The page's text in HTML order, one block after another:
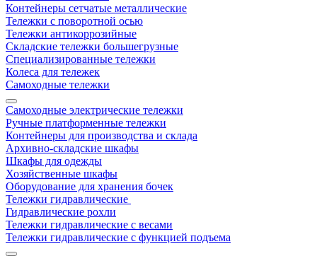
Контейнеры сетчатые металлические
Тележки с поворотной осью
Тележки антикоррозийные
Складские тележки большегрузные
Специализированные тележки
Колеса для тележек
Самоходные тележки
Самоходные электрические тележки
Ручные платформенные тележки
Контейнеры для производства и склада
Архивно-складские шкафы
Шкафы для одежды
Хозяйственные шкафы
Оборудование для хранения бочек
Тележки гидравлические
Гидравлические рохли
Тележки гидравлические с весами
Тележки гидравлические с функцией подъема